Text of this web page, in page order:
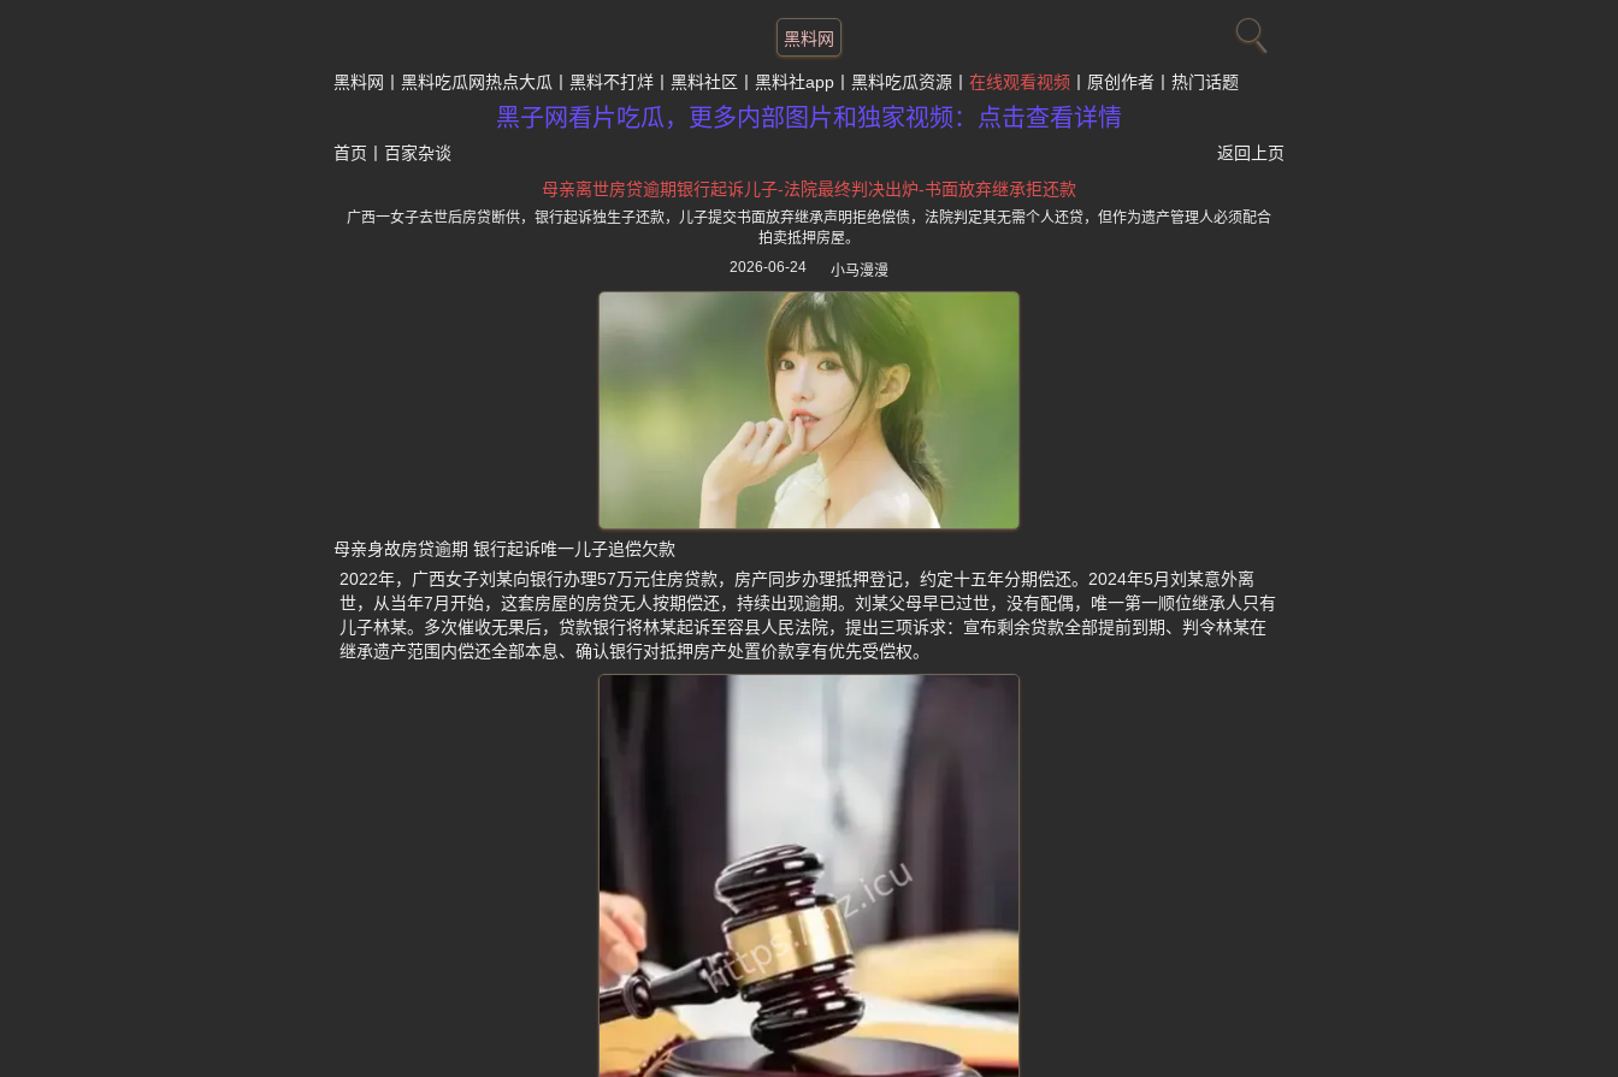
黑料网
黑料网 黑料吃瓜网热点大瓜 黑料不打烊 黑料社区 黑料社app 黑料吃瓜资源 在线观看视频 原创作者 热门话题
黑子网看片吃瓜，更多内部图片和独家视频：点击查看详情
首页 百家杂谈
返回上页
母亲离世房贷逾期银行起诉儿子-法院最终判决出炉-书面放弃继承拒还款
广西一女子去世后房贷断供，银行起诉独生子还款，儿子提交书面放弃继承声明拒绝偿债，法院判定其无需个人还贷，但作为遗产管理人必须配合
拍卖抵押房屋。
2026-06-24
小马漫漫
母亲身故房贷逾期 银行起诉唯一儿子追偿欠款
2022年，广西女子刘某向银行办理57万元住房贷款，房产同步办理抵押登记，约定十五年分期偿还。2024年5月刘某意外离
世，从当年7月开始，这套房屋的房贷无人按期偿还，持续出现逾期。刘某父母早已过世，没有配偶，唯一第一顺位继承人只有
儿子林某。多次催收无果后，贷款银行将林某起诉至容县人民法院，提出三项诉求：宣布剩余贷款全部提前到期、判令林某在
继承遗产范围内偿还全部本息、确认银行对抵押房产处置价款享有优先受偿权。